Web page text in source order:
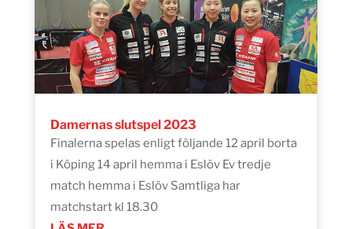
Damernas slutspel 2023
Finalerna spelas enligt följande 12 april borta
i Köping 14 april hemma i Eslöv Ev tredje
match hemma i Eslöv Samtliga har
matchstart kl 18.30